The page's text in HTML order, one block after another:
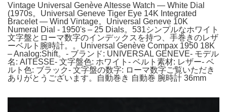
Vintage Universal Genève Altesse Watch — White Dial
(1970s。Universal Geneve Tiger Eye 14K Integrated
Bracelet — Wind Vintage。Universal Geneve 10K
Numeral Dial - 1950's – 25 Dials。531シンプルなホワイト
文字盤とローマ数字のインデックスを持つ、手巻きのレザ
ーベルト腕時計。。Universal Genève Compax 1950 18K
– Analog:Shift。- ブランド: UNIVERSAL GENEVE- モデル
名: AITESSE- 文字盤色: ホワイト- ベルト素材: レザー- ベ
ルト色: ブラック- 文字盤の数字: ローマ数字ご覧いただき
ありがとうございます。自動巻き 自動巻 腕時計 36mm